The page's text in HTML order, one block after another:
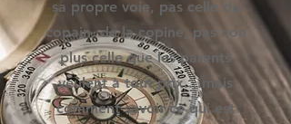
sa propre voie, pas celle du
copain, de la copine, pas non
plus celle que les parents
veulent à tout prix....mais
comment savoir ce qui est